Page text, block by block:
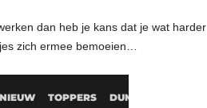
dan heb je kans dat je wat harder
zich ermee bemoeien…